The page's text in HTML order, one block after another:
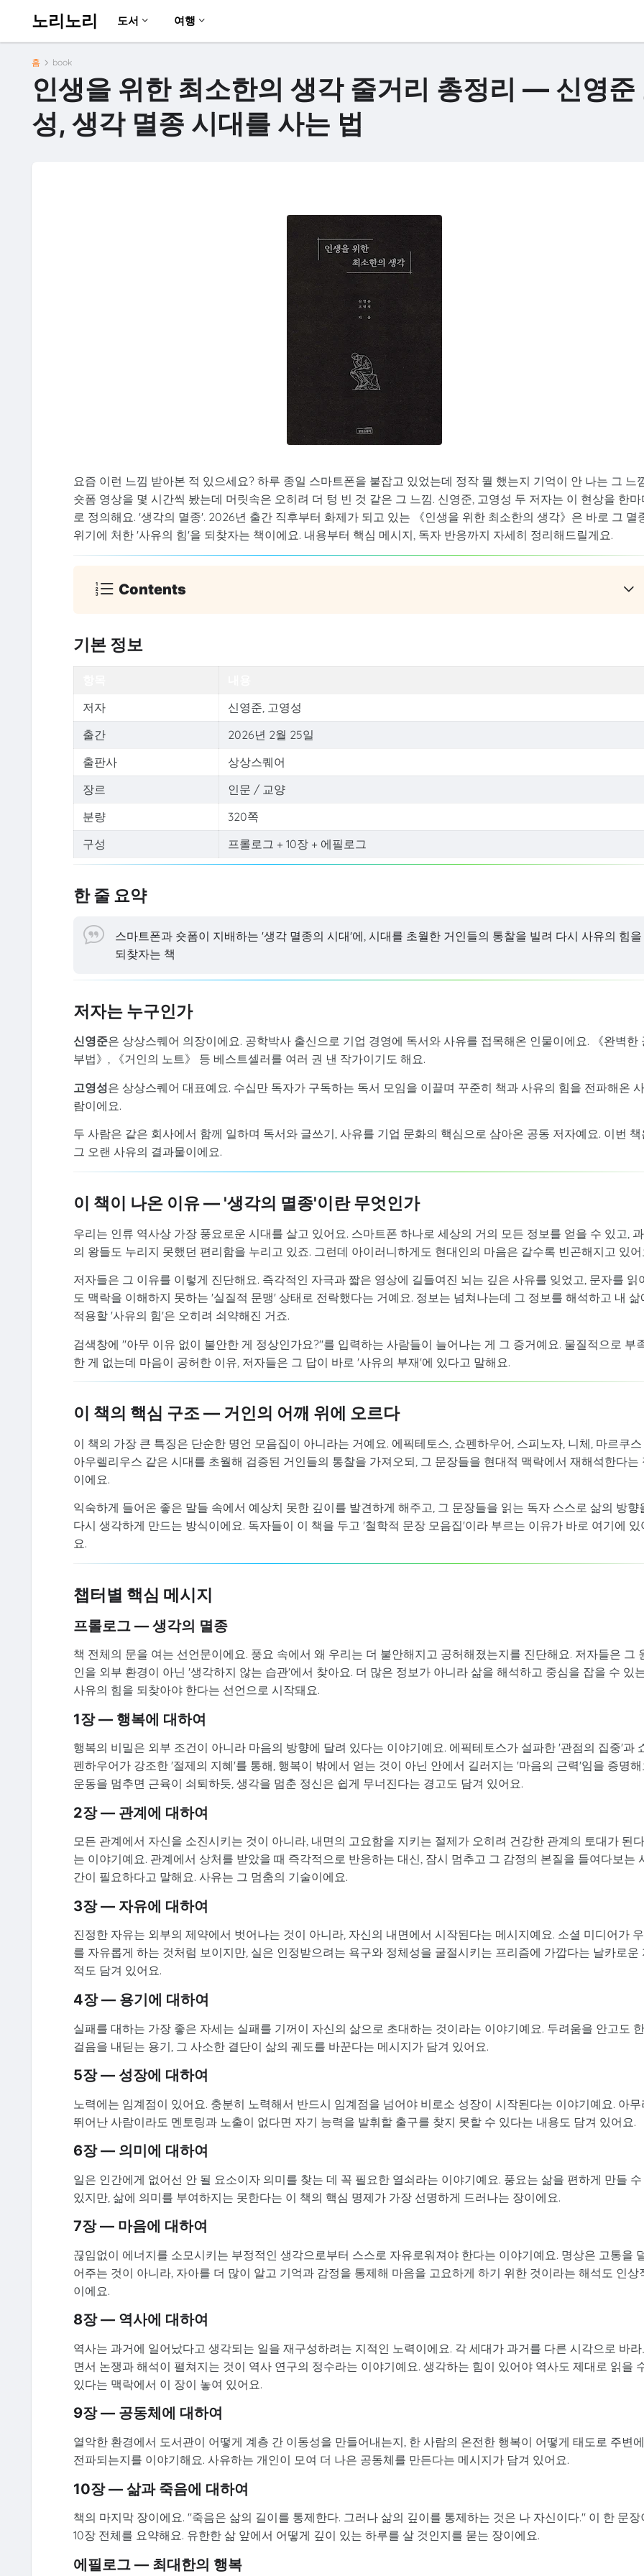
노리노리 도서 여행
홈 book
인생을 위한 최소한의 생각 줄거리 총정리 — 신영준
성, 생각 멸종 시대를 사는 법
요즘 이런 느낌 받아본 적 있으세요? 하루 종일 스마트폰을 붙잡고 있었는데 정작 뭘 했는지 기억이 안 나는 그 느
숏폼 영상을 몇 시간씩 봤는데 머릿속은 오히려 더 텅 빈 것 같은 그 느낌. 신영준, 고영성 두 저자는 이 현상을 한마
로 정의해요. '생각의 멸종'. 2026년 출간 직후부터 화제가 되고 있는 《인생을 위한 최소한의 생각》은 바로 그 멸
위기에 처한 '사유의 힘'을 되찾자는 책이에요. 내용부터 핵심 메시지, 독자 반응까지 자세히 정리해드릴게요.
Contents
기본 정보
저자
신영준, 고영성
출간
2026년 2월 25일
출판사
상상스퀘어
장르
인문 / 교양
분량
320쪽
구성
프롤로그 + 10장 + 에필로그
한 줄 요약
스마트폰과 숏폼이 지배하는 '생각 멸종의 시대'에, 시대를 초월한 거인들의 통찰을 빌려 다시 사유의 힘을
되찾자는 책
저자는 누구인가
신영준은 상상스퀘어 의장이에요. 공학박사 출신으로 기업 경영에 독서와 사유를 접목해온 인물이에요. 《완벽한
부법》, 《거인의 노트》 등 베스트셀러를 여러 권 낸 작가이기도 해요.
고영성은 상상스퀘어 대표예요. 수십만 독자가 구독하는 독서 모임을 이끌며 꾸준히 책과 사유의 힘을 전파해온 사
람이에요.
두 사람은 같은 회사에서 함께 일하며 독서와 글쓰기, 사유를 기업 문화의 핵심으로 삼아온 공동 저자예요. 이번 책
그 오랜 사유의 결과물이에요.
이 책이 나온 이유 — '생각의 멸종'이란 무엇인가
우리는 인류 역사상 가장 풍요로운 시대를 살고 있어요. 스마트폰 하나로 세상의 거의 모든 정보를 얻을 수 있고,
의 왕들도 누리지 못했던 편리함을 누리고 있죠. 그런데 아이러니하게도 현대인의 마음은 갈수록 빈곤해지고 있어
저자들은 그 이유를 이렇게 진단해요. 즉각적인 자극과 짧은 영상에 길들여진 뇌는 깊은 사유를 잊었고, 문자를 읽
도 맥락을 이해하지 못하는 '실질적 문맹' 상태로 전락했다는 거예요. 정보는 넘쳐나는데 그 정보를 해석하고 내 삶
적용할 '사유의 힘'은 오히려 쇠약해진 거죠.
검색창에 "아무 이유 없이 불안한 게 정상인가요?"를 입력하는 사람들이 늘어나는 게 그 증거예요. 물질적으로 부
한 게 없는데 마음이 공허한 이유, 저자들은 그 답이 바로 '사유의 부재'에 있다고 말해요.
이 책의 핵심 구조 — 거인의 어깨 위에 오르다
이 책의 가장 큰 특징은 단순한 명언 모음집이 아니라는 거예요. 에픽테토스, 쇼펜하우어, 스피노자, 니체, 마르쿠스
아우렐리우스 같은 시대를 초월해 검증된 거인들의 통찰을 가져오되, 그 문장들을 현대적 맥락에서 재해석한다는
이에요.
익숙하게 들어온 좋은 말들 속에서 예상치 못한 깊이를 발견하게 해주고, 그 문장들을 읽는 독자 스스로 삶의 방향
다시 생각하게 만드는 방식이에요. 독자들이 이 책을 두고 '철학적 문장 모음집'이라 부르는 이유가 바로 여기에 있
요.
챕터별 핵심 메시지
프롤로그 — 생각의 멸종
책 전체의 문을 여는 선언문이에요. 풍요 속에서 왜 우리는 더 불안해지고 공허해졌는지를 진단해요. 저자들은 그
인을 외부 환경이 아닌 '생각하지 않는 습관'에서 찾아요. 더 많은 정보가 아니라 삶을 해석하고 중심을 잡을 수 있
사유의 힘을 되찾아야 한다는 선언으로 시작돼요.
1장 — 행복에 대하여
행복의 비밀은 외부 조건이 아니라 마음의 방향에 달려 있다는 이야기예요. 에픽테토스가 설파한 '관점의 집중'과
펜하우어가 강조한 '절제의 지혜'를 통해, 행복이 밖에서 얻는 것이 아닌 안에서 길러지는 '마음의 근력'임을 증명해
운동을 멈추면 근육이 쇠퇴하듯, 생각을 멈춘 정신은 쉽게 무너진다는 경고도 담겨 있어요.
2장 — 관계에 대하여
모든 관계에서 자신을 소진시키는 것이 아니라, 내면의 고요함을 지키는 절제가 오히려 건강한 관계의 토대가 된다
는 이야기예요. 관계에서 상처를 받았을 때 즉각적으로 반응하는 대신, 잠시 멈추고 그 감정의 본질을 들여다보는
간이 필요하다고 말해요. 사유는 그 멈춤의 기술이에요.
3장 — 자유에 대하여
진정한 자유는 외부의 제약에서 벗어나는 것이 아니라, 자신의 내면에서 시작된다는 메시지예요. 소셜 미디어가
를 자유롭게 하는 것처럼 보이지만, 실은 인정받으려는 욕구와 정체성을 굴절시키는 프리즘에 가깝다는 날카로운
적도 담겨 있어요.
4장 — 용기에 대하여
실패를 대하는 가장 좋은 자세는 실패를 기꺼이 자신의 삶으로 초대하는 것이라는 이야기예요. 두려움을 안고도 한
걸음을 내딛는 용기, 그 사소한 결단이 삶의 궤도를 바꾼다는 메시지가 담겨 있어요.
5장 — 성장에 대하여
노력에는 임계점이 있어요. 충분히 노력해서 반드시 임계점을 넘어야 비로소 성장이 시작된다는 이야기예요. 아무
뛰어난 사람이라도 멘토링과 노출이 없다면 자기 능력을 발휘할 출구를 찾지 못할 수 있다는 내용도 담겨 있어요.
6장 — 의미에 대하여
일은 인간에게 없어선 안 될 요소이자 의미를 찾는 데 꼭 필요한 열쇠라는 이야기예요. 풍요는 삶을 편하게 만들 수
있지만, 삶에 의미를 부여하지는 못한다는 이 책의 핵심 명제가 가장 선명하게 드러나는 장이에요.
7장 — 마음에 대하여
끊임없이 에너지를 소모시키는 부정적인 생각으로부터 스스로 자유로워져야 한다는 이야기예요. 명상은 고통을
어주는 것이 아니라, 자아를 더 많이 알고 기억과 감정을 통제해 마음을 고요하게 하기 위한 것이라는 해석도 인상
이에요.
8장 — 역사에 대하여
역사는 과거에 일어났다고 생각되는 일을 재구성하려는 지적인 노력이에요. 각 세대가 과거를 다른 시각으로 바라
면서 논쟁과 해석이 펼쳐지는 것이 역사 연구의 정수라는 이야기예요. 생각하는 힘이 있어야 역사도 제대로 읽을
있다는 맥락에서 이 장이 놓여 있어요.
9장 — 공동체에 대하여
열악한 환경에서 도서관이 어떻게 계층 간 이동성을 만들어내는지, 한 사람의 온전한 행복이 어떻게 태도로 주변에
전파되는지를 이야기해요. 사유하는 개인이 모여 더 나은 공동체를 만든다는 메시지가 담겨 있어요.
10장 — 삶과 죽음에 대하여
책의 마지막 장이에요. "죽음은 삶의 길이를 통제한다. 그러나 삶의 깊이를 통제하는 것은 나 자신이다." 이 한 문장
10장 전체를 요약해요. 유한한 삶 앞에서 어떻게 깊이 있는 하루를 살 것인지를 묻는 장이에요.
에필로그 — 최대한의 행복